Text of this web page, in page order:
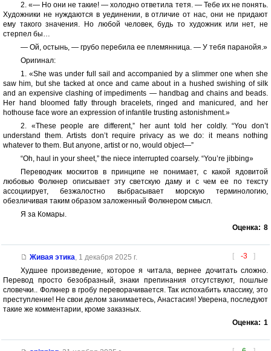
2. «— Но они не такие! — холодно ответила тетя. — Тебе их не понять.
Художники не нуждаются в уединении, в отличие от нас, они не придают
ему такого значения. Но любой человек, будь то художник или нет, не
стерпел бы…
— Ой, остынь, — грубо перебила ее племянница. — У тебя паранойя.»
Оригинал:
1. «She was under full sail and accompanied by a slimmer one when she
saw him, but she tacked at once and came about in a hushed swishing of silk
and an expensive clashing of impediments — handbag and chains and beads.
Her hand bloomed fatly through bracelets, ringed and manicured, and her
hothouse face wore an expression of infantile trusting astonishment.»
2. «These people are different,” her aunt told her coldly. “You don’t
understand them. Artists don’t require privacy as we do: it means nothing
whatever to them. But anyone, artist or no, would object—”
“Oh, haul in your sheet,” the niece interrupted coarsely. “You’re jibbing»
Переводчик москитов в принципе не понимает, с какой ядовитой
любовью Фолкнер описывает эту светскую даму и с чем ее по тексту
ассоциирует, безжалостно выбрасывает морскую терминологию,
обезличивая таким образом заложенный Фолкнером смысл.
Я за Комары.
Оценка: 8
[ -3 ]
Живая этика, 1 декабря 2025 г.
Худшее произведение, которое я читала, вернее дочитать сложно.
Перевод просто безобразный, знаки препинания отсутствуют, пошлые
словечки.. Фолкнер в гробу переворачивается. Так испохабить классику, это
преступление! Не свои делом занимаетесь, Анастасия! Уверена, последуют
такие же комментарии, кроме заказных.
Оценка: 1